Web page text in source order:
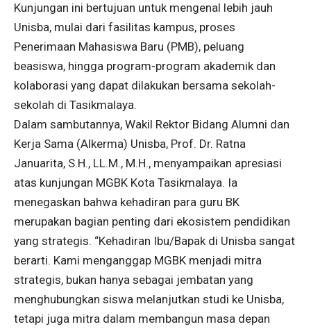
Kunjungan ini bertujuan untuk mengenal lebih jauh
Unisba, mulai dari fasilitas kampus, proses
Penerimaan Mahasiswa Baru (PMB), peluang
beasiswa, hingga program-program akademik dan
kolaborasi yang dapat dilakukan bersama sekolah-
sekolah di Tasikmalaya.
Dalam sambutannya, Wakil Rektor Bidang Alumni dan
Kerja Sama (Alkerma) Unisba, Prof. Dr. Ratna
Januarita, S.H., LL.M., M.H., menyampaikan apresiasi
atas kunjungan MGBK Kota Tasikmalaya. Ia
menegaskan bahwa kehadiran para guru BK
merupakan bagian penting dari ekosistem pendidikan
yang strategis. “Kehadiran Ibu/Bapak di Unisba sangat
berarti. Kami menganggap MGBK menjadi mitra
strategis, bukan hanya sebagai jembatan yang
menghubungkan siswa melanjutkan studi ke Unisba,
tetapi juga mitra dalam membangun masa depan